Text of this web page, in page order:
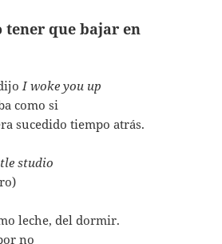
que bajar en
I woke you up
como si
sucedido tiempo atrás.
studio
leche, del dormir.
no